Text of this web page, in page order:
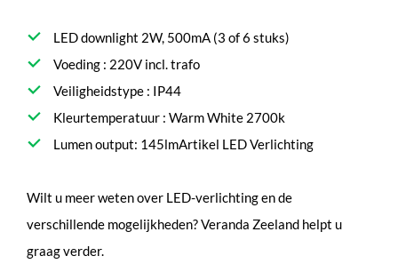
LED downlight 2W, 500mA (3 of 6 stuks)
Voeding : 220V incl. trafo
Veiligheidstype : IP44
Kleurtemperatuur : Warm White 2700k
Lumen output: 145lmArtikel LED Verlichting
Wilt u meer weten over LED-verlichting en de
verschillende mogelijkheden? Veranda Zeeland helpt u
graag verder.